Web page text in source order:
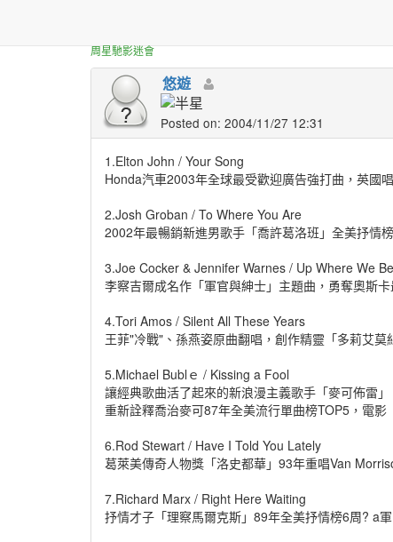
周星馳影迷會
悠遊
Posted on: 2004/11/27 12:31
1.Elton John / Your Song
Honda汽車2003年全球最受歡迎廣告強打曲，英國
2.Josh Groban / To Where You Are
2002年最暢銷新進男歌手「喬許葛洛班」全美抒情
3.Joe Cocker & Jennifer Warnes / Up Where We
李察吉爾成名作「軍官與紳士」主題曲，勇奪奧斯
4.Tori Amos / Silent All These Years
王菲"冷戰"、孫燕姿原曲翻唱，創作精靈「多莉艾
5.Michael Bublｅ / Kissing a Fool
讓經典歌曲活了起來的新浪漫主義歌手「麥可佈雷」
重新詮釋喬治麥可87年全美流行單曲榜TOP5，電影
6.Rod Stewart / Have I Told You Lately
葛萊美傳奇人物獎「洛史都華」93年重唱Van
7.Richard Marx / Right Here Waiting
抒情才子「理察馬爾克斯」89年全美抒情榜6周? a